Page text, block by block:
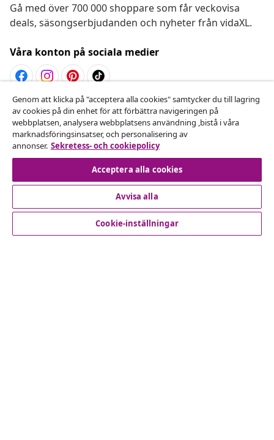
Gå med över 700 000 shoppare som får veckovisa
deals, säsongserbjudanden och nyheter från vidaXL.
Våra konton på sociala medier
Avbryta avtalet
Skicka in en begäran om uttag för din beställning.
Avbryta avtalet
Kundservice
Genom att klicka på "acceptera alla cookies" samtycker du till lagring
av cookies på din enhet för att förbättra navigeringen på
webbplatsen, analysera webbplatsens användning ,bistå i våra
marknadsföringsinsatser, och personalisering av
annonser. Sekretess- och cookiepolicy
Acceptera alla cookies
Avvisa alla
Cookie-inställningar